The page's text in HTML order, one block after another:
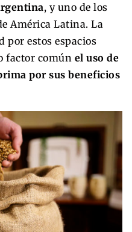
, y uno de los
América Latina. La
estos espacios
factor común el uso de
por sus beneficios